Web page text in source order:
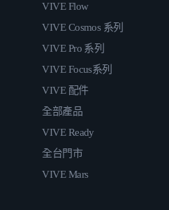
VIVE Flow
VIVE Cosmos 系列
VIVE Pro 系列
VIVE Focus系列
VIVE 配件
全部產品
VIVE Ready
全台門市
VIVE Mars